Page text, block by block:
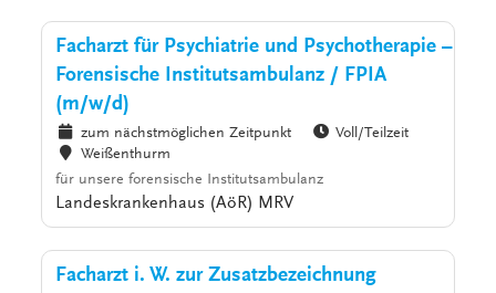
Facharzt für Psychiatrie und Psychotherapie –
Forensische Institutsambulanz / FPIA
(m/w/d)
zum nächstmöglichen Zeitpunkt
Voll/Teilzeit
Weißenthurm
für unsere forensische Institutsambulanz
Landeskrankenhaus (AöR) MRV
Facharzt i. W. zur Zusatzbezeichnung